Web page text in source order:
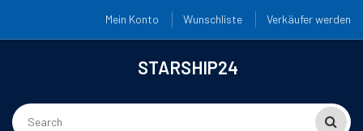
Mein Konto Wunschliste Verkäufer werden
STARSHIP24